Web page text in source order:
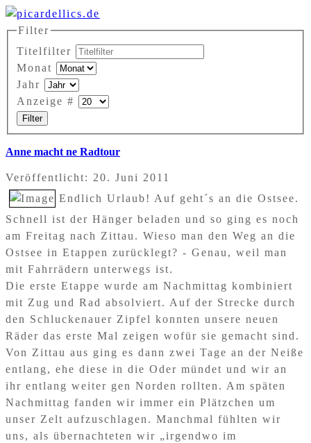
Filter
Titelfilter
Monat
Jahr
Anzeige #
Filter
Anne macht ne Radtour
Veröffentlicht: 20. Juni 2011
Endlich Urlaub! Auf geht´s an die Ostsee.
Schnell ist der Hänger beladen und so ging es noch
am Freitag nach Zittau. Wieso man den Weg an die
Ostsee in Etappen zurücklegt? - Genau, weil man
mit Fahrrädern unterwegs ist.
Die erste Etappe wurde am Nachmittag kombiniert
mit Zug und Rad absolviert. Auf der Strecke durch
den Schluckenauer Zipfel konnten unsere neuen
Räder das erste Mal zeigen wofür sie gemacht sind.
Von Zittau aus ging es dann zwei Tage an der Neiße
entlang, ehe diese in die Oder mündet und wir an
ihr entlang weiter gen Norden rollten. Am späten
Nachmittag fanden wir immer ein Plätzchen um
unser Zelt aufzuschlagen. Manchmal fühlten wir
uns, als übernachteten wir „irgendwo im